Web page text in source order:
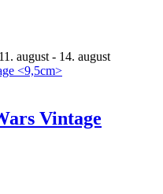
august - 14. august
Vintage